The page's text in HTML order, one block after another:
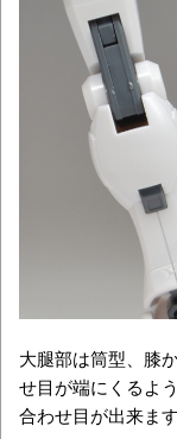
大腿部は筒型、膝
せ目が端にくるよ
合わせ目が出来ま